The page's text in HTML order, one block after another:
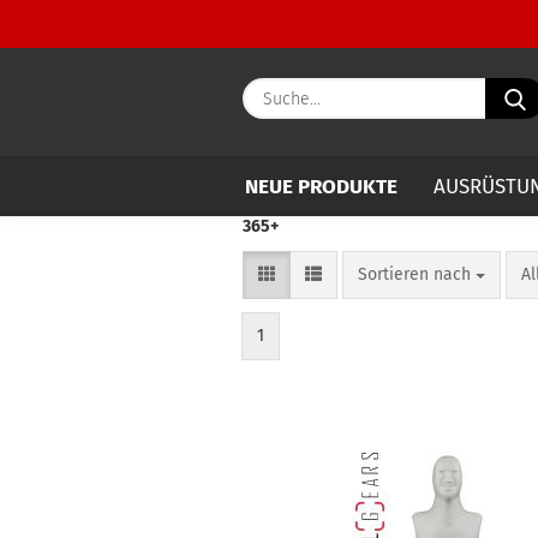
NEUE PRODUKTE
365+
Sortieren nach
Sortieren nach
1